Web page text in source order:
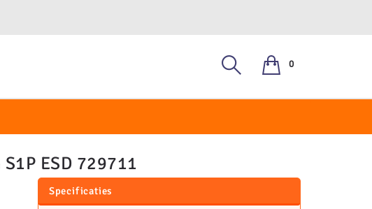
0
Laag S1, S2, S3
S1P ESD 729711
Specificaties